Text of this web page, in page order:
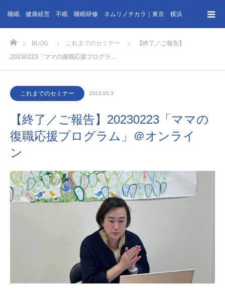
睡眠 健康経営 不眠 睡眠研修 ネムリノチカラ｜東京 横浜
ホーム
BLOG これまでのセミナー
【終了／ご報告】
20230223「ママの復職応援プログラ…
これまでのセミナー 2023.03.3
【終了／ご報告】20230223「ママの
復職応援プログラム」＠オンライ
ン